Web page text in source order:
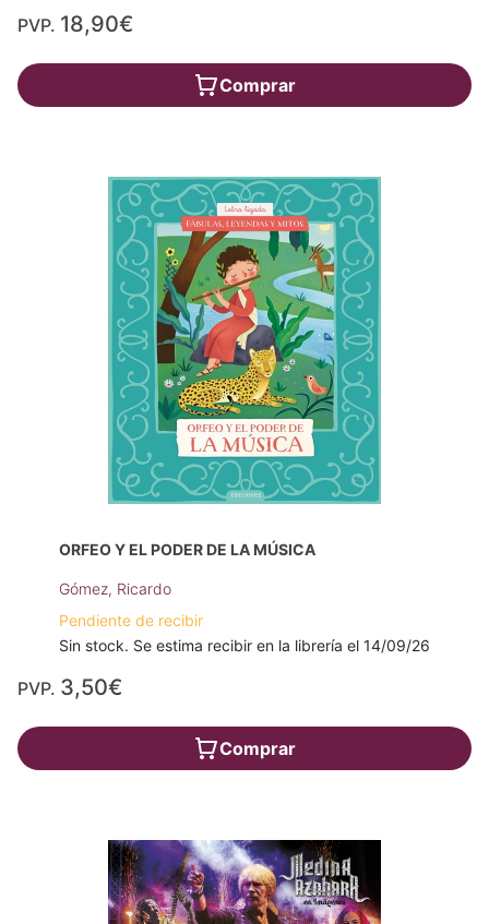
PVP. 18,90€
Comprar
ORFEO Y EL PODER DE LA MÚSICA
Gómez, Ricardo
Pendiente de recibir
Sin stock. Se estima recibir en la librería el 14/09/26
PVP. 3,50€
Comprar